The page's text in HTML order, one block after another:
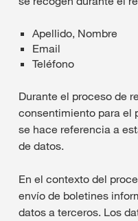
Apellido, Nombre
Email
Teléfono
Durante el proceso de
consentimiento para el
se hace referencia a
de datos.
En el contexto del
envío de boletines
datos a terceros. Los